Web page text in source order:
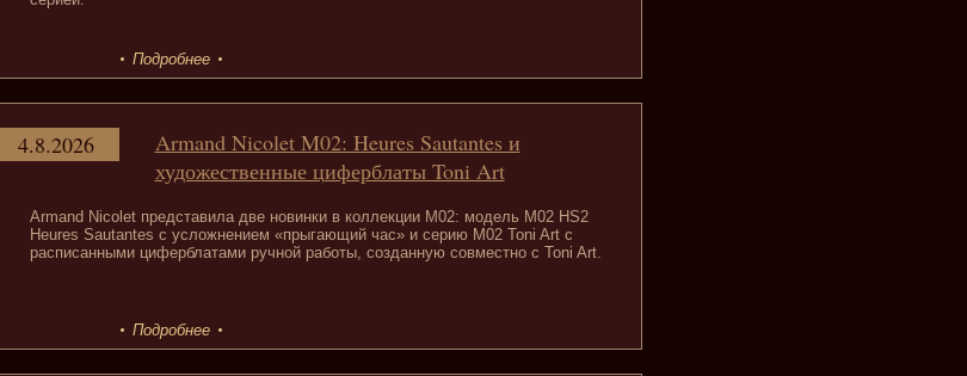
Подробнее
Armand Nicolet M02: Heures Sautantes и
художественные циферблаты Toni Art
Armand Nicolet представила две новинки в коллекции M02: модель M02 HS2
Heures Sautantes с усложнением «прыгающий час» и серию M02 Toni Art с
расписанными циферблатами ручной работы, созданную совместно с Toni Art.
4.8.2026
Подробнее